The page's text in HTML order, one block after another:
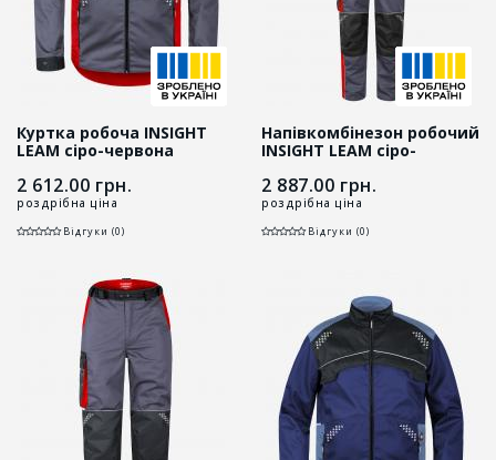
Куртка робоча INSIGHT
LEAM сіро-червона
2 612.00 грн.
роздрібна ціна
Відгуки (0)
Напівкомбінезон робочий
INSIGHT LEAM сіро-
2 887.00 грн.
роздрібна ціна
Відгуки (0)